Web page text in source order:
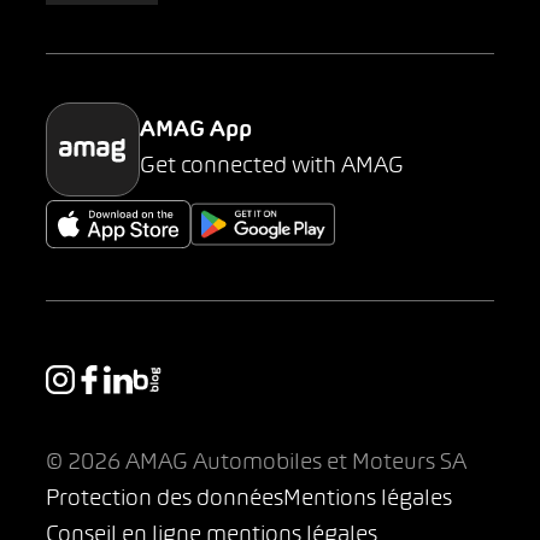
Parking
AMAG App
Get connected with AMAG
© 2026 AMAG Automobiles et Moteurs SA
Protection des donnéesMentions légales